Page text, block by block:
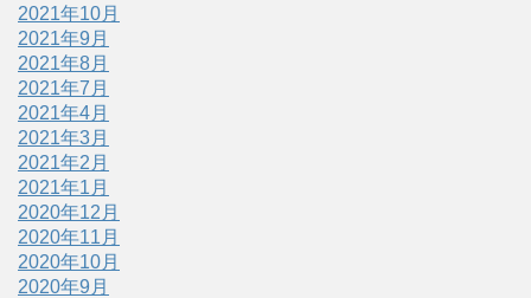
2021年10月
2021年9月
2021年8月
2021年7月
2021年4月
2021年3月
2021年2月
2021年1月
2020年12月
2020年11月
2020年10月
2020年9月